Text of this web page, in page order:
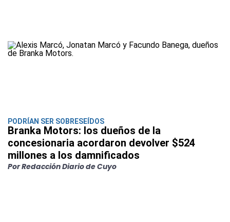
PODRÍAN SER SOBRESEÍDOS
Branka Motors: los dueños de la
concesionaria acordaron devolver $524
millones a los damnificados
Por Redacción Diario de Cuyo